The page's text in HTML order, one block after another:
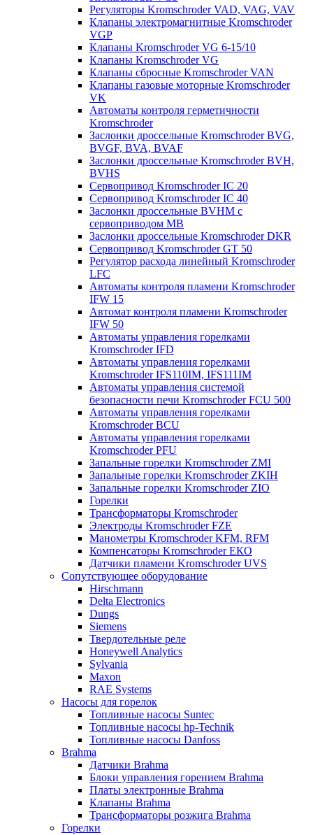
Регуляторы Kromschroder VAD, VAG, VAV
Клапаны электромагнитные Kromschroder
VGP
Клапаны Kromschroder VG 6-15/10
Клапаны Kromschroder VG
Клапаны сбросные Kromschroder VAN
Клапаны газовые моторные Kromschroder
VK
Автоматы контроля герметичности
Kromschroder
Заслонки дроссельные Kromschroder BVG,
BVGF, BVA, BVAF
Заслонки дроссельные Kromschroder BVH,
BVHS
Сервопривод Kromschroder IC 20
Сервопривод Kromschroder IC 40
Заслонки дроссельные BVHM с
сервоприводом МВ
Заслонки дроссельные Kromschroder DKR
Cервопривод Kromschroder GT 50
Регулятор расхода линейный Kromschroder
LFC
Автоматы контроля пламени Kromschroder
IFW 15
Автомат контроля пламени Kromschroder
IFW 50
Автоматы управления горелками
Kromschroder IFD
Автоматы управления горелками
Kromschroder IFS110IM, IFS111IM
Автоматы управления системой
безопасности печи Kromschroder FCU 500
Автоматы управления горелками
Kromschroder BCU
Автоматы управления горелками
Kromschroder PFU
Запальные горелки Kromschroder ZМI
Запальные горелки Kromschroder ZKIH
Запальные горелки Kromschroder ZIO
Горелки
Трансформаторы Kromschroder
Электроды Kromschroder FZE
Манометры Kromschroder KFM, RFM
Компенсаторы Kromschroder ЕКО
Датчики пламени Kromschroder UVS
Сопутствующее оборудование
Hirschmann
Delta Electronics
Dungs
Siemens
Твердотельные реле
Honeywell Analytics
Sylvania
Maxon
RAE Systems
Насосы для горелок
Топливные насосы Suntec
Топливные насосы hp-Technik
Топливные насосы Danfoss
Brahma
Датчики Brahma
Блоки управления горением Brahma
Платы электронные Brahma
Клапаны Brahma
Трансформаторы розжига Brahma
Горелки